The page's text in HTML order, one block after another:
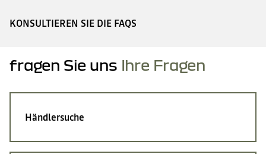
KONSULTIEREN SIE DIE FAQS
fragen Sie uns Ihre Fragen
Händlersuche